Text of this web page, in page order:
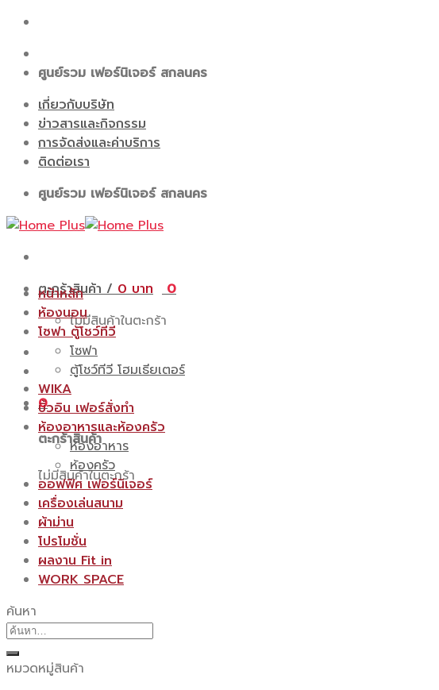
Skip
content
ศูนย์รวม เฟอร์นิเจอร์ สกลนคร
เกี่ยวกับบริษัท
ข่าวสารและกิจกรรม
การจัดส่งและค่าบริการ
ติดต่อเรา
ศูนย์รวม เฟอร์นิเจอร์ สกลนคร
ตะกร้าสินค้า /0
0
ไม่มีสินค้าในตะกร้า
0
ตะกร้าสินค้า
ไม่มีสินค้าในตะกร้า
หน้าหลัก
ห้องนอน
โซฟา ตู้โชว์ทีวี
โซฟา
ตู้โชว์ทีวี โฮมเธียเตอร์
WIKA
บิ้วอิน เฟอร์สั่งทำ
ห้องอาหารและห้องครัว
ห้องอาหาร
ห้องครัว
ออฟฟิศ เฟอร์นิเจอร์
เครื่องเล่นสนาม
ผ้าม่าน
โปรโมชั่น
ผลงาน Fit in
WORK SPACE
ค้นหา
ค้นหา:
หมวดหมู่สินค้า